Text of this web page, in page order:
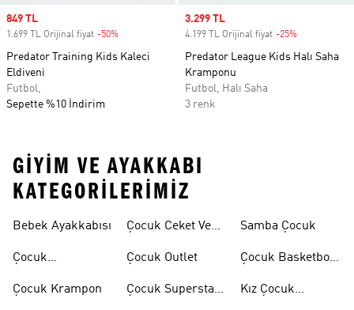
Sale price
849 TL
1.699 TL Orijinal fiyat -50%
Predator Training Kids Kaleci
Eldiveni
Futbol,
Sepette %10 İndirim
Sale price
3.299 TL
4.199 TL Orijinal fiyat -25%
Predator League Kids Halı Saha
Kramponu
Futbol, Halı Saha
3 renk
GIYIM VE AYAKKABI
KATEGORILERIMIZ
Bebek Ayakkabısı
Çocuk
Çocuk Krampon
Çocuk Ceket Ve
Çocuk Outlet
Çocuk Superstar
Samba Çocuk
Çocuk Basketbol
Kız Çocuk